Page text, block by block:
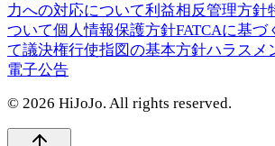
力への対応について利益相反管理方針
ついて個人情報保護方針FATCAに基づ
て議決権行使指図の基本方針ハラスメ
電子公告
© 2026 HiJoJo. All rights reserved.